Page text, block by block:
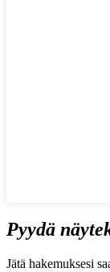
Pyydä
Jätä hakemuksesi